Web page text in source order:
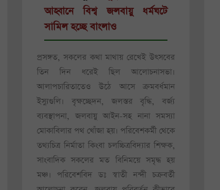
আহ্বানে বিশ্ব জলবায়ু ধর্মঘটে
সামিল হচ্ছে বাংলাও
প্রসঙ্গত, সকলের কথা মাথায় রেখেই উৎসবের
তিন দিন ধরেই ছিল আলোচনাসভা।
আলাপচারিতাতেও উঠে আসে ক্রমবর্ধমান
ইস্যুগুলি। বৃক্ষচ্ছেদন, জলস্তর বৃদ্ধি, বর্জ্য
ব্যবস্থাপনা, জলবায়ু আইন-সহ নানা সমস্যা
মোকাবিলার পথ খোঁজা হয়। পরিবেশকর্মী থেকে
তথ্যচিত্র নির্মাতা কিংবা চলচ্চিত্রবিদ্যার শিক্ষক,
সাংবাদিক সকলের মত বিনিময়ে সমৃদ্ধ হয়
মঞ্চ। পরিবেশবিদ ডঃ স্বাতী নন্দী চক্রবর্তী